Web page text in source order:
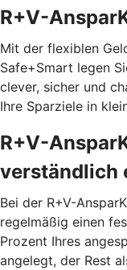
R+V-
Mit der flexiblen
Safe+Smart legen
clever, sicher und
Ihre Sparziele in
R+V-
verständlich
Bei der R+V-
regelmäßig einen
Prozent Ihres
angelegt, der Rest